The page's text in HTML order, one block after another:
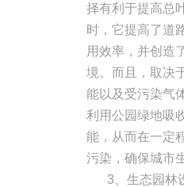
择有利于提高总
时，它提高了道
用效率，并创造
境。而且，取决
能以及受污染气
利用公园绿地吸
能，从而在一定
污染，确保城市
3、生态园林